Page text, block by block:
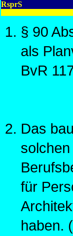
RsprS
§ 90
als
BvR
Das
für
haben.